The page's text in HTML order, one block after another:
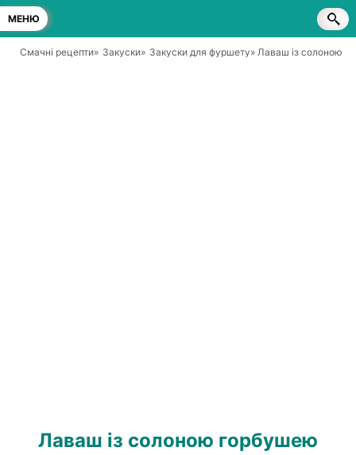
МЕНЮ
Смачні рецепти» Закуски» Закуски для фуршету» Лаваш із солоною
Лаваш із солоною горбушею